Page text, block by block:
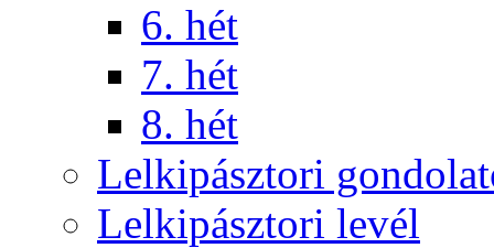
6. hét
7. hét
8. hét
Lelkipásztori
Lelkipásztori levél